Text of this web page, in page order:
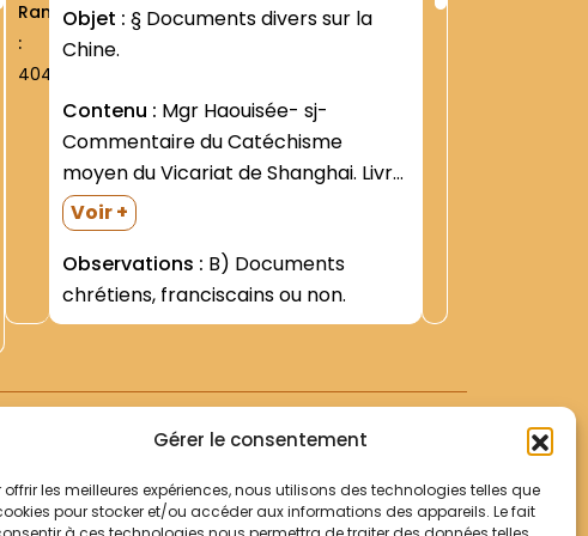
Gérer le consentement
offrir les meilleures expériences, nous utilisons des technologies telles que
pour stocker et/ou accéder aux informations des appareils. Le fait
Rang
:
404
Objet : § Documents divers sur la
Chine.
Contenu :
Commentaire du Catéchisme
moyen du Vicariat de Shanghai. Livre
du Maître.Zi-ka-wei / Shangaï-
Imprimerie de T'ou-sè-we- 1940.VIII-
242 p. Relié pleine toile noire. P.
Hermes Feeters- ofm- Facultates
quae Ordinarii et Missionnarii in Sinis
Voir +
Observations : B) Documents
chrétiens, franciscains ou non.